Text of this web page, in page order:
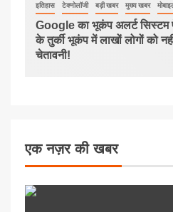
इतिहास टेक्नोलॉजी बड़ी खबर मुख्य खबर
Google का भूकंप अलर्ट
के तुर्की भूकंप में लाखों लोगों को
चेतावनी!
एक नज़र की खबर